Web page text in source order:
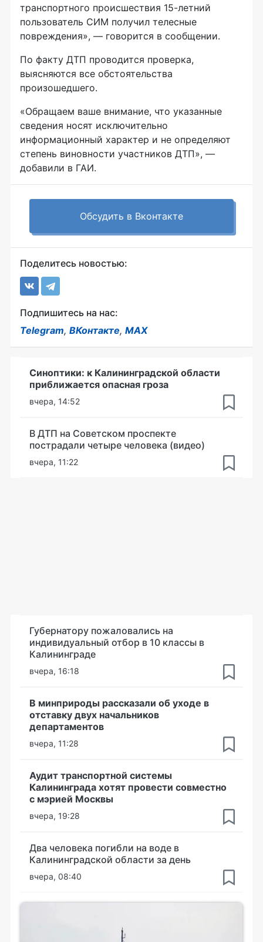
транспортного происшествия 15-летний
пользователь СИМ получил телесные
повреждения», — говорится в сообщении.
По факту ДТП проводится проверка,
выясняются все обстоятельства
произошедшего.
«Обращаем ваше внимание, что указанные
сведения носят исключительно
информационный характер и не определяют
степень виновности участников ДТП», —
добавили в ГАИ.
Обсудить в Вконтакте
Поделитесь новостью:
Подпишитесь на нас:
Telegram, ВКонтакте, MAX
Синоптики: к Калининградской области
приближается опасная гроза
вчера, 14:52
В ДТП на Советском проспекте
пострадали четыре человека (видео)
вчера, 11:22
Губернатору пожаловались на
индивидуальный отбор в 10 классы в
Калининграде
вчера, 16:18
В минприроды рассказали об уходе в
отставку двух начальников
департаментов
вчера, 11:28
Аудит транспортной системы
Калининграда хотят провести совместно
с мэрией Москвы
вчера, 19:28
Два человека погибли на воде в
Калининградской области за день
вчера, 08:40